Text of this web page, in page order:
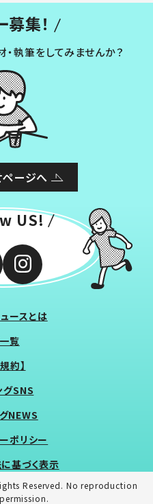
募集！
執筆をしてみませんか？
ージへ
US!
ースとは
覧
約】
グSNS
NEWS
ポリシー
基づく表示
Reserved. No reproduction